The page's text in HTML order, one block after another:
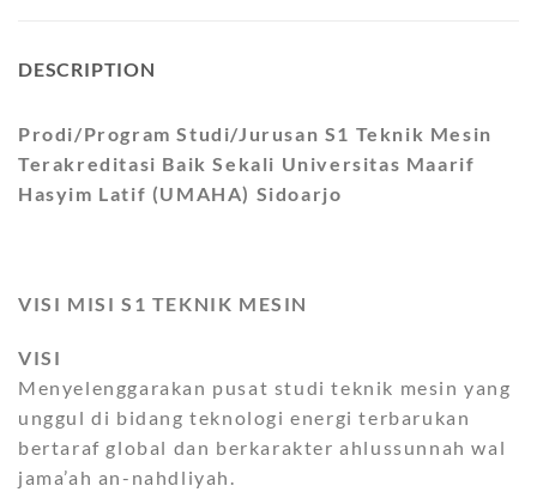
DESCRIPTION
Prodi/Program Studi/Jurusan S1 Teknik Mesin
Terakreditasi Baik Sekali Universitas Maarif
Hasyim Latif (UMAHA) Sidoarjo
VISI MISI S1 TEKNIK MESIN
VISI
Menyelenggarakan pusat studi teknik mesin yang
unggul di bidang teknologi energi terbarukan
bertaraf global dan berkarakter ahlussunnah wal
jama’ah an-nahdliyah.